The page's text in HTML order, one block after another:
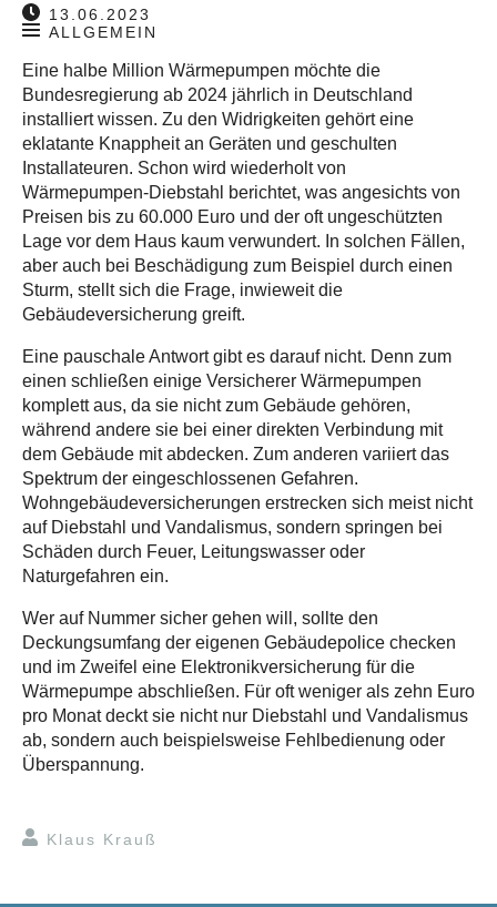
13.06.2023
ALLGEMEIN
Eine halbe Million Wärmepumpen möchte die
Bundesregierung ab 2024 jährlich in Deutschland
installiert wissen. Zu den Widrigkeiten gehört eine
eklatante Knappheit an Geräten und geschulten
Installateuren. Schon wird wiederholt von
Wärmepumpen-Diebstahl berichtet, was angesichts von
Preisen bis zu 60.000 Euro und der oft ungeschützten
Lage vor dem Haus kaum verwundert. In solchen Fällen,
aber auch bei Beschädigung zum Beispiel durch einen
Sturm, stellt sich die Frage, inwieweit die
Gebäudeversicherung greift.
Eine pauschale Antwort gibt es darauf nicht. Denn zum
einen schließen einige Versicherer Wärmepumpen
komplett aus, da sie nicht zum Gebäude gehören,
während andere sie bei einer direkten Verbindung mit
dem Gebäude mit abdecken. Zum anderen variiert das
Spektrum der eingeschlossenen Gefahren.
Wohngebäudeversicherungen erstrecken sich meist nicht
auf Diebstahl und Vandalismus, sondern springen bei
Schäden durch Feuer, Leitungswasser oder
Naturgefahren ein.
Wer auf Nummer sicher gehen will, sollte den
Deckungsumfang der eigenen Gebäudepolice checken
und im Zweifel eine Elektronikversicherung für die
Wärmepumpe abschließen. Für oft weniger als zehn Euro
pro Monat deckt sie nicht nur Diebstahl und Vandalismus
ab, sondern auch beispielsweise Fehlbedienung oder
Überspannung.
Klaus Krauß